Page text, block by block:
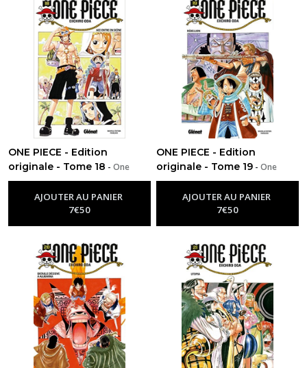
ONE PIECE - Edition
originale - Tome 18 - One
Piece
AJOUTER AU PANIER
7€50
ONE PIECE - Edition
originale - Tome 19 -One
Piece
AJOUTER AU PANIER
7€50